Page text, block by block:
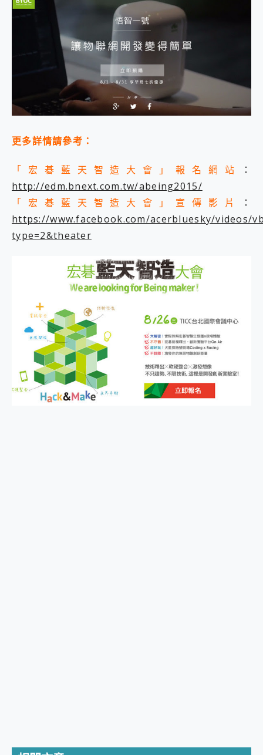
更多詳情請參考：
「宏碁藍天智造大會」報名網站
：
http://edm.bnext.com.tw/abeing2015/
「宏碁藍天智造大會」宣傳影片
：
https://www.facebook.com/acerbluesky/videos/
type=2&theater